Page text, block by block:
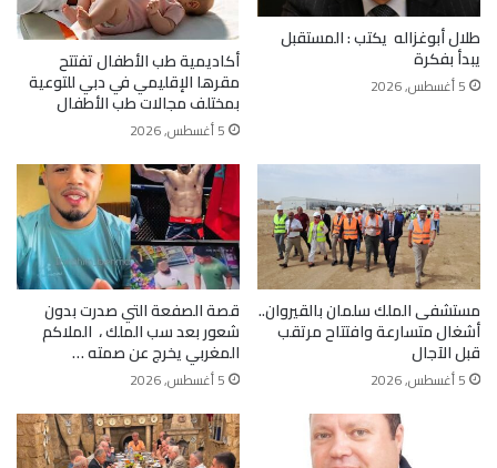
طلال أبوغزاله يكتب : المستقبل
يبدأ بفكرة
5 أغسطس, 2026
أكاديمية طب الأطفال تفتتح
مقرها الإقليمي في دبي للتوعية
بمختلف مجالات طب الأطفال
5 أغسطس, 2026
مستشفى الملك سلمان بالقيروان..
أشغال متسارعة وافتتاح مرتقب
قبل الآجال
5 أغسطس, 2026
قصة الصفعة التي صدرت بدون
شعور بعد سب الملك ، الملاكم
المغربي يخرج عن صمته …
5 أغسطس, 2026